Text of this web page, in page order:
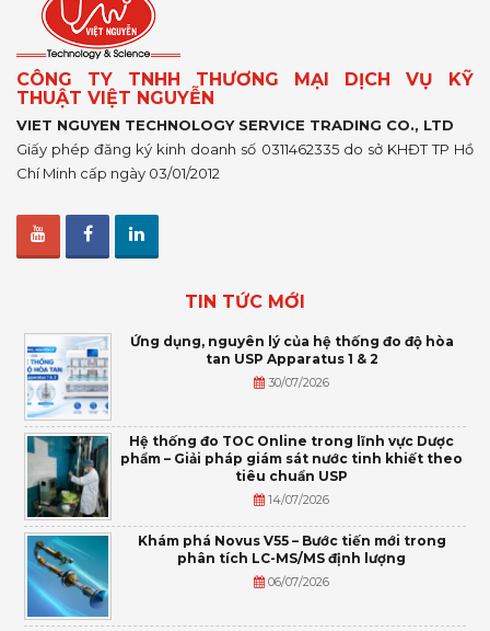
CÔNG TY TNHH THƯƠNG MẠI DỊCH VỤ KỸ
THUẬT VIỆT NGUYỄN
VIET NGUYEN TECHNOLOGY SERVICE TRADING CO., LTD
Giấy phép đăng ký kinh doanh số 0311462335 do sở KHĐT TP Hồ
Chí Minh cấp ngày 03/01/2012
TIN TỨC MỚI
Ứng dụng, nguyên lý của hệ thống đo độ hòa
tan USP Apparatus 1 & 2
30/07/2026
Hệ thống đo TOC Online trong lĩnh vực Dược
phẩm – Giải pháp giám sát nước tinh khiết theo
tiêu chuẩn USP
14/07/2026
Khám phá Novus V55 – Bước tiến mới trong
phân tích LC-MS/MS định lượng
06/07/2026